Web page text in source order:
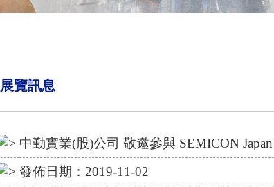
展覽訊息
中勤實業(股)公司 敬邀參與 SEMICON
發佈日期：2019-11-02